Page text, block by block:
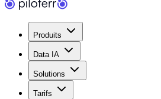
Produits
Data IA
Solutions
Tarifs